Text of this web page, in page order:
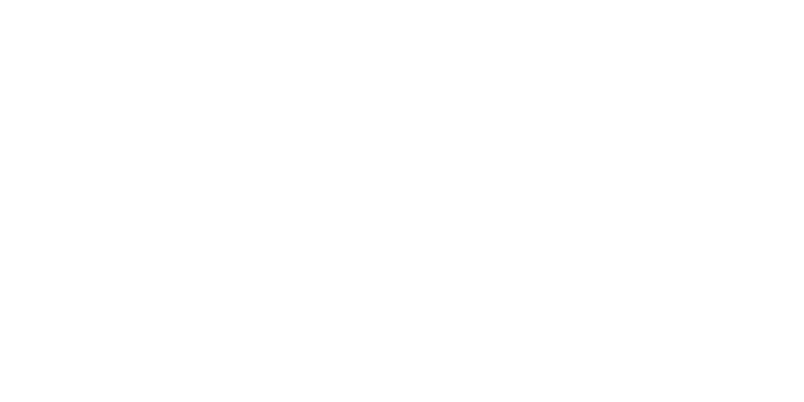
요청할 수 있습니다. 혹은 개인정보관리책임자에게 서면, 전화, 이메일로 연락하시면 바로 처리해드립니다.